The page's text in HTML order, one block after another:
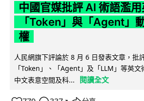
中國官媒批評 AI 術語濫
「Token」與「Agent」
權
人民網旗下評論於 8 月 6 日發表文章，批
「Token」、「Agent」及「LLM」等英
中文表意空間及科...
閱讀全文